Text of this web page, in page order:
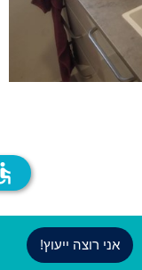
אני רוצה ייעוץ!